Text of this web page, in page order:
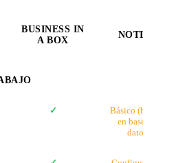
BUSINESS IN
A BOX
NOTION
✓
Básico (basado
en bases de
datos)